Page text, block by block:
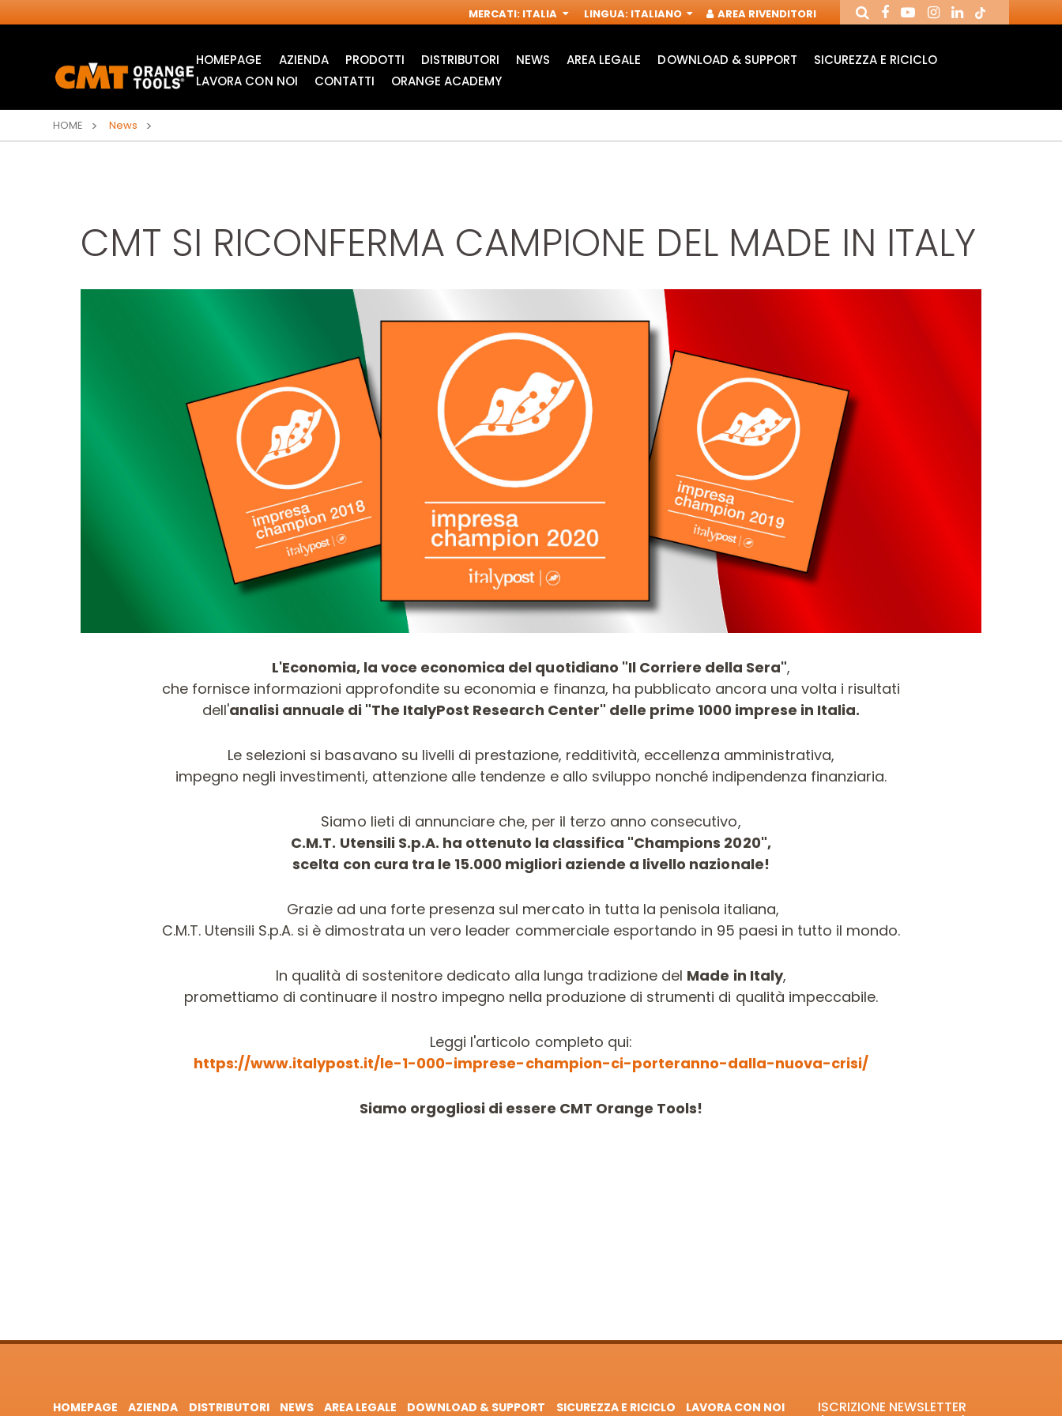
MERCATI: ITALIA LINGUA: ITALIANO AREA RIVENDITORI
HOMEPAGE AZIENDA PRODOTTI
LAME PER SEGHE A
GATTUCCIO
MULTIFUNZIONE
TESTE E COLTELLI
PER COMBINATE
PER
ELETTROFRESATRICI
ELETTROFRESATRICI
FRESE PER
ELETTROFRESATRICI
CONTRACTOR
DISTRIBUTORI NEWS AREA LEGALE DOWNLOAD & SUPPORT
SICUREZZA E RICICLO
LAVORA CON NOI
CONTATTI ORANGE ACADEMY
HOME News
CMT SI RICONFERMA CAMPIONE DEL MADE IN ITALY
L'Economia, la voce economica del quotidiano "Il Corriere della Sera",
che fornisce informazioni approfondite su economia e finanza, ha pubblicato ancora una volta i risultati
dell'analisi annuale di "The ItalyPost Research Center" delle prime 1000 imprese in Italia.
Le selezioni si basavano su livelli di prestazione, redditività, eccellenza amministrativa,
impegno negli investimenti, attenzione alle tendenze e allo sviluppo nonché indipendenza finanziaria.
Siamo lieti di annunciare che, per il terzo anno consecutivo,
C.M.T. Utensili S.p.A. ha ottenuto la classifica "Champions 2020",
scelta con cura tra le 15.000 migliori aziende a livello nazionale!
Grazie ad una forte presenza sul mercato in tutta la penisola italiana,
C.M.T. Utensili S.p.A. si è dimostrata un vero leader commerciale esportando in 95 paesi in tutto il mondo.
In qualità di sostenitore dedicato alla lunga tradizione del Made in Italy,
promettiamo di continuare il nostro impegno nella produzione di strumenti di qualità impeccabile.
Leggi l'articolo completo qui:
https://www.italypost.it/le-1-000-imprese-champion-ci-porteranno-dalla-nuova-crisi/
Siamo orgogliosi di essere CMT Orange Tools!
HOMEPAGE AZIENDA DISTRIBUTORI NEWS AREA LEGALE DOWNLOAD & SUPPORT SICUREZZA E RICICLO
LAVORA CON NOI
ISCRIZIONE NEWSLETTER